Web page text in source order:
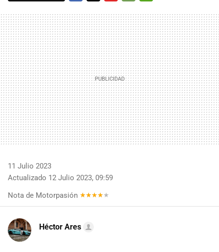
MAIL
11 Julio 2023
Actualizado 12 Julio 2023, 09:59
Nota de Motorpasión
Héctor Ares